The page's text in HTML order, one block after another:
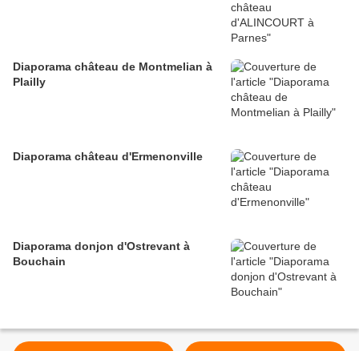
Diaporama château de Montmelian à
Plailly
Diaporama château d'Ermenonville
Diaporama donjon d'Ostrevant à
Bouchain